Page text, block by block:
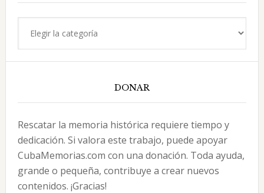
DONAR
Rescatar la memoria histórica requiere tiempo y
dedicación. Si valora este trabajo, puede apoyar
CubaMemorias.com con una donación. Toda ayuda,
grande o pequeña, contribuye a crear nuevos
contenidos. ¡Gracias!